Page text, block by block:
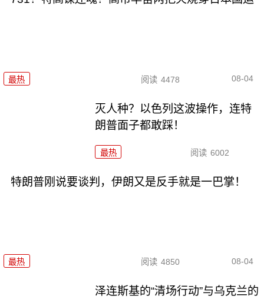
最热 阅读 4478 08-04
灭人种？以色列这波操作，连特
朗普面子都敢踩！
最热 阅读 6002
特朗普刚说要谈判，伊朗又是反手就是一巴掌！
最热 阅读 4850 08-04
泽连斯基的“清场行动”与乌克兰的